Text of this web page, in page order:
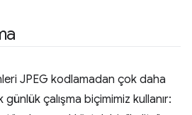
JPEG kodlamadan çok daha
çalışma biçimimiz kullanır: